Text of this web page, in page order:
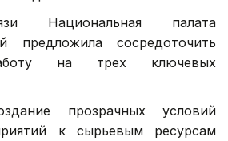
Национальная палата
предложила сосредоточить
на трех ключевых
прозрачных условий
к сырьевым ресурсам